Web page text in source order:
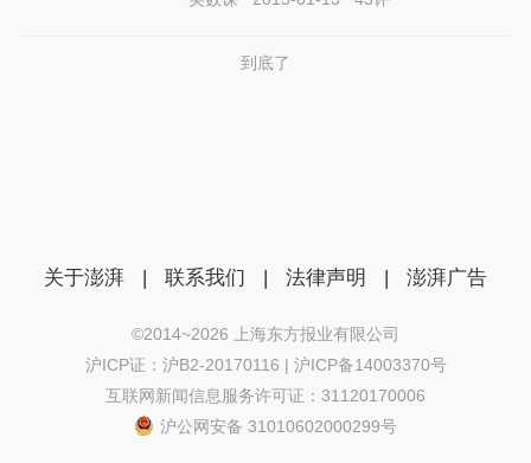
到底了
关于澎湃 | 联系我们 | 法律声明 | 澎湃广告
©2014~2026 上海东方报业有限公司
沪ICP证：沪B2-20170116 | 沪ICP备14003370号
互联网新闻信息服务许可证：31120170006
沪公网安备 31010602000299号